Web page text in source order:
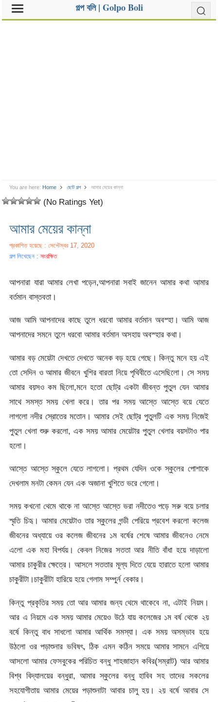
গল্প বলি | Golpo Boli
You are here: Home ছোট গল্প আমার মেয়ের কান্না
(No Ratings Yet)
আমার মেয়ের কান্না
প্রকাশিত হয়েছে : সেপ্টেম্বর 17, 2020
গল্প লিখেছেন :সংরক্ষিত
আপনারা যারা আমার লেখা পড়েন,আপনারা সবাই জানেন আমার কথা আমার
বর্তমান বাস্তবতা।
আজ আমি আপনাদের কাছে তুলে ধরবো আমার বর্তমান অবস্হা। আমি আজ
আপনাদের সমনে তুলে ধরবো আমার বর্তমান অসহায় অবস্হার কথা।
আমার বড় মেয়েটা দেখতে দেখতে অনেক বড় হয়ে গেছে। কিন্তু মনে হয় এই
তো সেদিন ও আমার জীবনে খুশির বারতা নিয়ে পৃথিবীতে এসেছিলো। সে সময়
আমার বয়সও কম ছিলো,মনে হতো ছোট্র একটা জীবন্ত পুতুল যেন আমার
সাথে সমস্ত সময় খেলা করে। তার পর সময় আস্তে আস্তে বয়ে যেতে
লাগলো নদীর স্রোতের মতোন। আমার সেই ছোট্র পুতুলটি এক সময় নিজেই
পুতুল খেলা শুরু করলো, এক সময় আমার মেয়েটার পুতুল খেলার বয়সটাও পার
হলো।
আস্তে আস্তে স্কুলে যেতে লাগলো। প্রথম যেদিন ওকে স্কুলের পোশাকে
দেখলাম মনটা কেমন যেন এক অজানা খুশিতে ভরে গেলো।
সময় কখনো থেমে থাকে না আস্তে আস্তে ভরা নদীতেও পড়ে সরু বয়ে চলার
স্মৃতি চিহৃ। আমার মেয়েটাও তার স্কুলের গন্ডী পেরিয়ে প্রবেশ করলো কলেজ
জীবনের অধ্যায়ে ওর কলেজ জীবনের ১ম বর্ষের শেষে আমার জীবনেও নেমে
এলো এক মহা বিপর্যয়। কেবল নিজের সততা আর নীতি বাঁধা হয়ে দাড়ালো
আমার চাকুরীর ক্ষেত্রে। আসলে সততার মূল্য দিতে যেয়ে হারাতে হলো আমার
চাকুরীটা।চাকুরীটা হারিয়ে হয়ে গেলাম সম্পুর্ন বেকার।
কিন্তু প্রকৃতির সময় তো আর আমার জন্য থেমে থাকেবে না, এটাই নিয়ম।
আর এ নিয়মে এক সময় আমার মেয়েও উঠে যায় কলেজের ১ম বর্ষ থেকে ২য়
বর্ষে কিন্তু বাধ সাধলো আমার আর্থিক সমস্যা। এক সময় অসম্ভাব হয়ে
উঠলো ওর পড়াশুনার ভবিষৎ, ঠিক এমন কঠিন সময়ে আমার সামনে এগিয়ে
আসলো আমার ফেসবুকের পরিচিত বন্ধু শাহজাহান কবির(সম্রাট) আর আমার
বিশ্ব বিদ্যালয়ের বন্ধুরা, আমার স্কুলের বন্ধু হাবিব সহ তাদের সকলের
সহযোগীতায় আমার মেয়ের পড়াশুনাটা আবার চালু হয়। ২য় বর্ষে আবার সে